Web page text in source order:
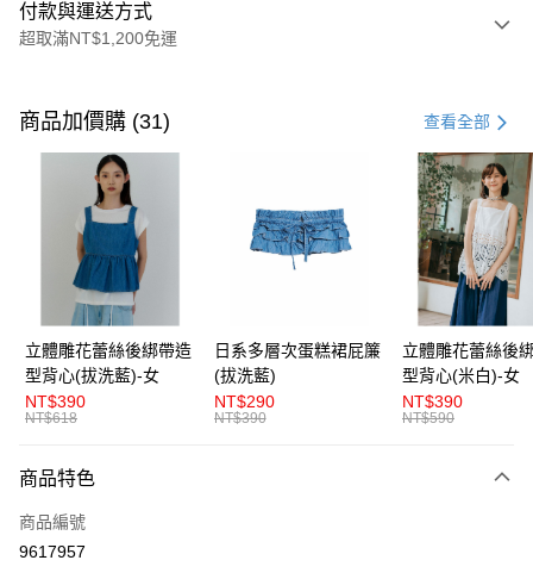
付款與運送方式
超取滿NT$1,200免運
信用卡一次付款
超商取貨付款
LINE Pay
Apple Pay
街口支付
悠遊付
AFTEE先享後付
相關說明
便利好安心！
２．便利：只要手機號碼，簡訊認證，即可結帳。
３．安心：先確認商品／服務後，再付款。
運送方式
全家取貨付款
商品加價購 (31) 查看全部
立體雕花蕾絲後綁帶造
型背心(拔洗藍)-女
NT$390
NT$618
日系多層次蛋糕裙屁簾
(拔洗藍)
NT$290
NT$390
立體雕花蕾絲後
型背心(米白)-女
NT$390
NT$590
商品特色
商品編號
9617957